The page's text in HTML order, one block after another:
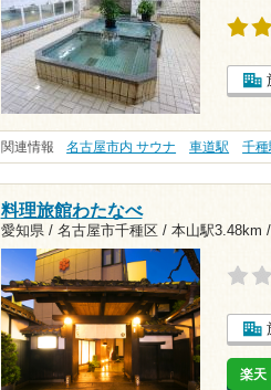
関連情報 名古屋市内 サウナ 車道駅 千種
料理旅館わたなべ
愛知県 / 名古屋市千種区 / 本山駅3.48km /
楽天